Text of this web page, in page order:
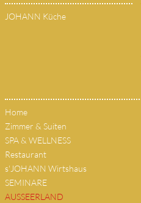
JOHANN Küche
Home
Zimmer & Suiten
SPA & WELLNESS
Restaurant
s'JOHANN Wirtshaus
SEMINARE
AUSSEERLAND